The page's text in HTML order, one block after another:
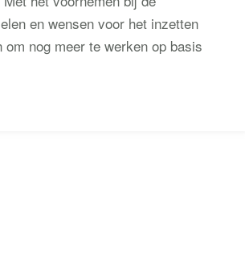
en wensen voor het inzetten
nog meer te werken op basis